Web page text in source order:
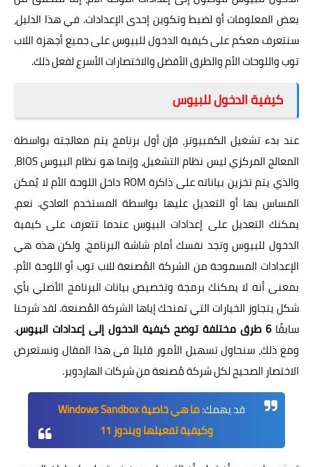
بعض المعلومات أو لضبط وتكوين إحدى الإعدادات. في هذا الدليل،
سنتعرف معكم على كيفية الدخول للبيوس على جميع أجهزة اللاب
توب واللوحات الأم والطرق الأفضل والاختصارات الأسرع لفعل ذلك.
كيفية الدخول للبيوس
عند بدء تشغيل الكمبيوتر، فإن أول برنامج يتم معالجته بواسطة
المعالج المركزي ليس نظام التشغيل، وإنما هو نظام البيوس BIOS،
والذي يتم تخزين بياناته على ذاكرة ROM داخل اللوحة الأم لا يُمكن
المساس بها أو التعديل عليها بواسطة المستخدم العادي. نعم،
يمكنك التعديل على إعدادات البيوس عندما تتعرف على كيفية
الدخول للبيوس وتجد نفسك أمام شاشة البرنامج، ولكن هذه هي
الإعدادات المسموحة من الشركة المُصنعة للاب توب أو اللوحة الأم.
بمعنى أنه لا يمكنك برمجة وتخصيص بيانات البرنامج الأصلي بأي
شكل يتجاوز الخيارات التي تمنحك إياها الشركة المُصنعة. لقد شرحنا
سابقًا6 طرق مختلفة توضح كيفية الدخول إلى إعدادات البيوس
.
ومع ذلك، سنحاول تسهيل الأمور قليلاً في هذا المقال ونستعرض
الاختصار الصحيح لكل شركة مُصنعة من شركات الهاردوير.
قد يهمك:
ما هي خاصية Windows Sandbox
وكيفية تفعيلها ويندوز 11